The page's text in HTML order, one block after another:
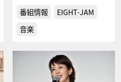
番組情報
EIGHT-JAM
音楽